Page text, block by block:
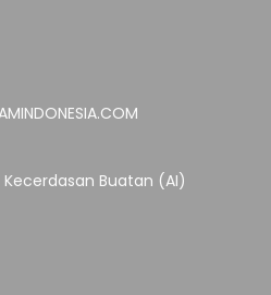
Buatan (AI)